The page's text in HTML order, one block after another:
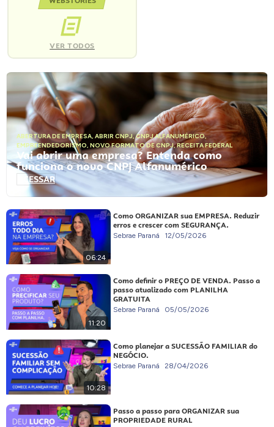
VER TODOS
ABERTURA DE EMPRESA, ABRIR CNPJ,CNPJ ALFANUMÉRICO,
EMPREENDEDORISMO, NOVO FORMATO DE CNPJ,RECEITA FEDERAL
Vai abrir uma empresa? Entenda como
funciona o novo CNPJ Alfanumérico
ACESSAR
06:24
Como ORGANIZAR sua EMPRESA. Reduzir
erros e crescer com SEGURANÇA.
Sebrae Paraná 12/05/2026
11:20
Como definir o PREÇO DE VENDA. Passo a
passo atualizado com PLANILHA
GRATUITA
Sebrae Paraná 05/05/2026
10:28
Como planejar a SUCESSÃO FAMILIAR do
NEGÓCIO.
Sebrae Paraná 28/04/2026
Passo a passo para ORGANIZAR sua
PROPRIEDADE RURAL